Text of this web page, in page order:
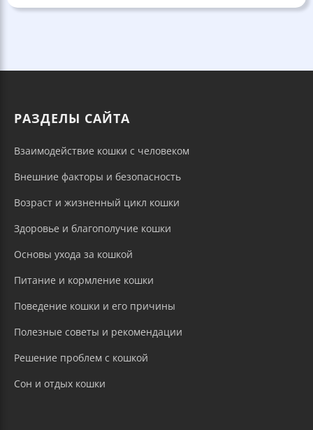
РАЗДЕЛЫ САЙТА
Взаимодействие кошки с человеком
Внешние факторы и безопасность
Возраст и жизненный цикл кошки
Здоровье и благополучие кошки
Основы ухода за кошкой
Питание и кормление кошки
Поведение кошки и его причины
Полезные советы и рекомендации
Решение проблем с кошкой
Сон и отдых кошки